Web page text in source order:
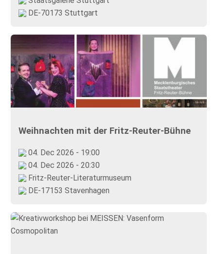
DE-70173 Stuttgart
Weihnachten mit der Fritz-Reuter-Bühne
04. Dec 2026 - 19:00
04. Dec 2026 - 20:30
Fritz-Reuter-Literaturmuseum
DE-17153 Stavenhagen